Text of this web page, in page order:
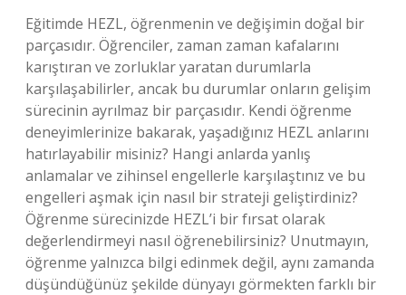
Eğitimde HEZL, öğrenmenin ve değişimin doğal bir
parçasıdır. Öğrenciler, zaman zaman kafalarını
karıştıran ve zorluklar yaratan durumlarla
karşılaşabilirler, ancak bu durumlar onların gelişim
sürecinin ayrılmaz bir parçasıdır. Kendi öğrenme
deneyimlerinize bakarak, yaşadığınız HEZL anlarını
hatırlayabilir misiniz? Hangi anlarda yanlış
anlamalar ve zihinsel engellerle karşılaştınız ve bu
engelleri aşmak için nasıl bir strateji geliştirdiniz?
Öğrenme sürecinizde HEZL’i bir fırsat olarak
değerlendirmeyi nasıl öğrenebilirsiniz? Unutmayın,
öğrenme yalnızca bilgi edinmek değil, aynı zamanda
düşündüğünüz şekilde dünyayı görmekten farklı bir